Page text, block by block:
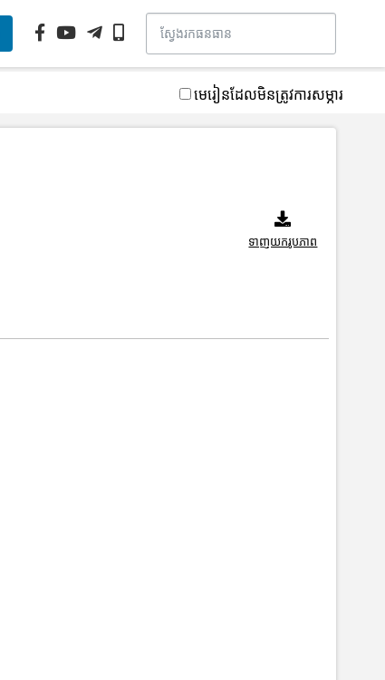
មេរៀនដែលមិនត្រូវការសម្ភារ
ទាញយករូបភាព